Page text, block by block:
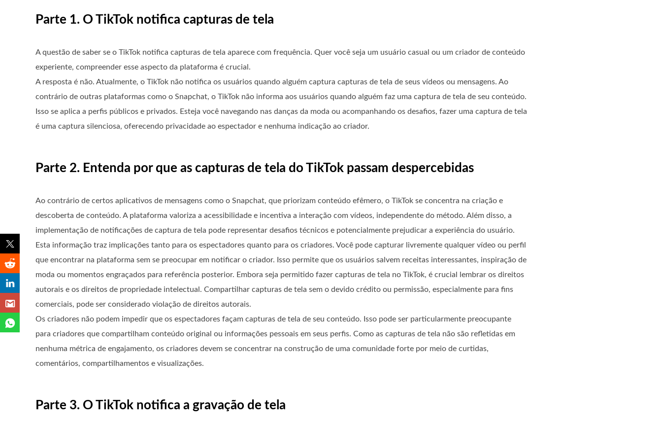
Parte 1. O TikTok notifica capturas de tela
A questão de saber se o TikTok notifica capturas de tela aparece com frequência. Quer você seja um usuário casual ou um criador de conteúdo
experiente, compreender esse aspecto da plataforma é crucial.
A resposta é não. Atualmente, o TikTok não notifica os usuários quando alguém captura capturas de tela de seus vídeos ou mensagens. Ao
contrário de outras plataformas como o Snapchat, o TikTok não informa aos usuários quando alguém faz uma captura de tela de seu conteúdo.
Isso se aplica a perfis públicos e privados. Esteja você navegando nas danças da moda ou acompanhando os desafios, fazer uma captura de tela
é uma captura silenciosa, oferecendo privacidade ao espectador e nenhuma indicação ao criador.
Parte 2. Entenda por que as capturas de tela do TikTok passam despercebidas
Ao contrário de certos aplicativos de mensagens como o Snapchat, que priorizam conteúdo efêmero, o TikTok se concentra na criação e
descoberta de conteúdo. A plataforma valoriza a acessibilidade e incentiva a interação com vídeos, independente do método. Além disso, a
implementação de notificações de captura de tela pode representar desafios técnicos e potencialmente prejudicar a experiência do usuário.
Esta informação traz implicações tanto para os espectadores quanto para os criadores. Você pode capturar livremente qualquer vídeo ou perfil
que encontrar na plataforma sem se preocupar em notificar o criador. Isso permite que os usuários salvem receitas interessantes, inspiração de
moda ou momentos engraçados para referência posterior. Embora seja permitido fazer capturas de tela no TikTok, é crucial lembrar os direitos
autorais e os direitos de propriedade intelectual. Compartilhar capturas de tela sem o devido crédito ou permissão, especialmente para fins
comerciais, pode ser considerado violação de direitos autorais.
Os criadores não podem impedir que os espectadores façam capturas de tela de seu conteúdo. Isso pode ser particularmente preocupante
para criadores que compartilham conteúdo original ou informações pessoais em seus perfis. Como as capturas de tela não são refletidas em
nenhuma métrica de engajamento, os criadores devem se concentrar na construção de uma comunidade forte por meio de curtidas,
comentários, compartilhamentos e visualizações.
Parte 3. O TikTok notifica a gravação de tela